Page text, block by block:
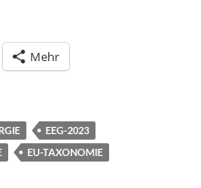
Mehr
EEG-2023
EU-TAXONOMIE